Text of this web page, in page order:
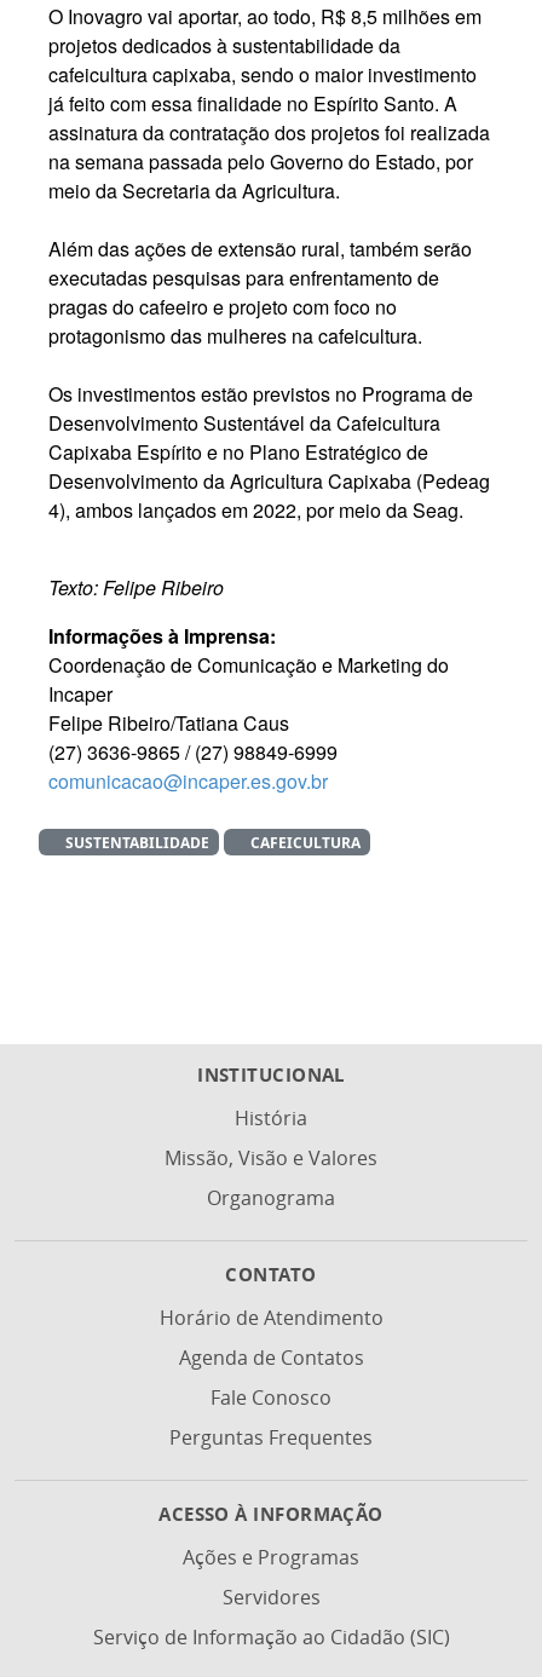
O Inovagro vai aportar, ao todo, R$ 8,5 milhões em
projetos dedicados à sustentabilidade da
cafeicultura capixaba, sendo o maior investimento
já feito com essa finalidade no Espírito Santo. A
assinatura da contratação dos projetos foi realizada
na semana passada pelo Governo do Estado, por
meio da Secretaria da Agricultura.
Além das ações de extensão rural, também serão
executadas pesquisas para enfrentamento de
pragas do cafeeiro e projeto com foco no
protagonismo das mulheres na cafeicultura.
Os investimentos estão previstos no Programa de
Desenvolvimento Sustentável da Cafeicultura
Capixaba Espírito e no Plano Estratégico de
Desenvolvimento da Agricultura Capixaba (Pedeag
4), ambos lançados em 2022, por meio da Seag.
Texto: Felipe Ribeiro
Informações à Imprensa:
Coordenação de Comunicação e Marketing do
Incaper
Felipe Ribeiro/Tatiana Caus
(27) 3636-9865 / (27) 98849-6999
comunicacao@incaper.es.gov.br
SUSTENTABILIDADE CAFEICULTURA
INSTITUCIONAL
História
Missão, Visão e Valores
Organograma
CONTATO
Horário de Atendimento
Agenda de Contatos
Fale Conosco
Perguntas Frequentes
ACESSO À INFORMAÇÃO
Ações e Programas
Servidores
Serviço de Informação ao Cidadão (SIC)